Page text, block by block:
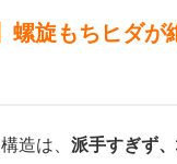
螺旋もちヒダ
造は、 派手すぎず